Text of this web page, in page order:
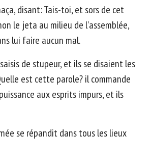
disant: Tais-toi, et sors de cet
le jeta au milieu de l'assemblée,
lui faire aucun mal.
de stupeur, et ils se disaient les
est cette parole? il commande
aux esprits impurs, et ils
se répandit dans tous les lieux